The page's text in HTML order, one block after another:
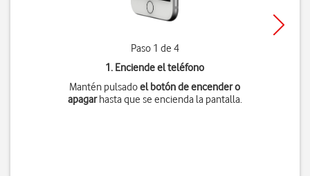
Paso 1 de 4
1. Enciende el teléfono
Mantén pulsadoel botón de encender o
apagarhasta que se encienda la pantalla.